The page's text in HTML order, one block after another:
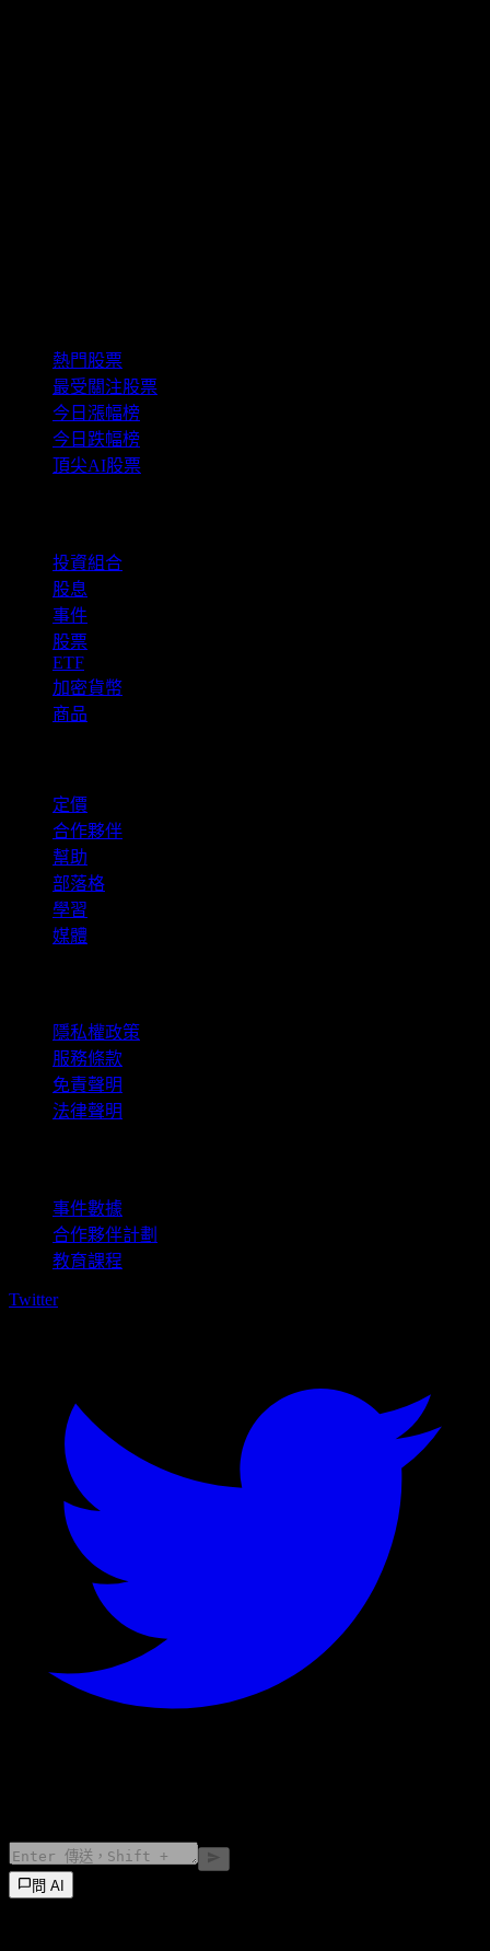
熱門股票
最受關注股票
今日漲幅榜
今日跌幅榜
頂尖AI股票
投資組合
股息
事件
股票
ETF
加密貨幣
商品
定價
合作夥伴
幫助
部落格
學習
媒體
隱私權政策
服務條款
免責聲明
法律聲明
事件數據
合作夥伴計劃
教育課程
Twitter
問 AI